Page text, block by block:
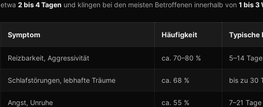
etwa 2 bis 4 Tagen und klingen bei den meisten Betroffenen innerhalb von 1 bis 3
Symptom Häufigkeit Typische
Reizbarkeit, Aggressivität ca. 70–80 % 5–14 Tage
Schlafstörungen, lebhafte Träume ca. 68 % bis zu 30
Angst, Unruhe ca. 55 % 7–21 Tage